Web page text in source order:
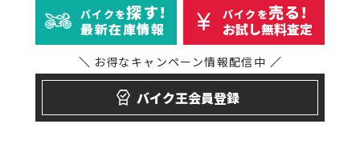
バイクを探す!
最新在庫情報
バイクを売る!
お試し無料査定
バイク王会員登録
お得なキャンペーン情報配信中